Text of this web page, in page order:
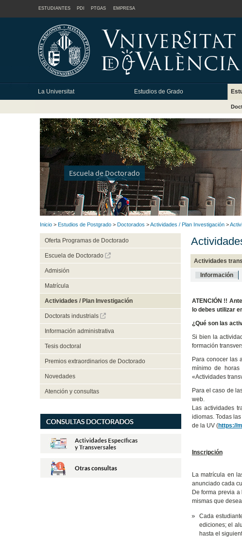
ESTUDIANTES PDI PTGAS EMPRESA
La Universitat Estudios de Grado
Escuela de Doctorado
Inicio > Estudios de Postgrado > Doctorados >Actividades / Plan Investigación >
Oferta Programas de Doctorado
Escuela de Doctorado
Admisión
Matrícula
Actividades / Plan Investigación
Doctorats industrials
Información administrativa
Tesis doctoral
Premios extraordinarios de Doctorado
Novedades
Atención y consultas
Actividades
Información
ATENCIÓN !!
lo debes utilizar
¿Qué son las
Si bien la
formación
Para conocer las
mínimo de
«Actividades
Para el caso de
web.
Las actividades
idiomas. Todas
de la UV (https://
Inscripción
La matrícula en
anunciado cada
De forma previa
mismas que
Cada
ediciones; el
hasta el